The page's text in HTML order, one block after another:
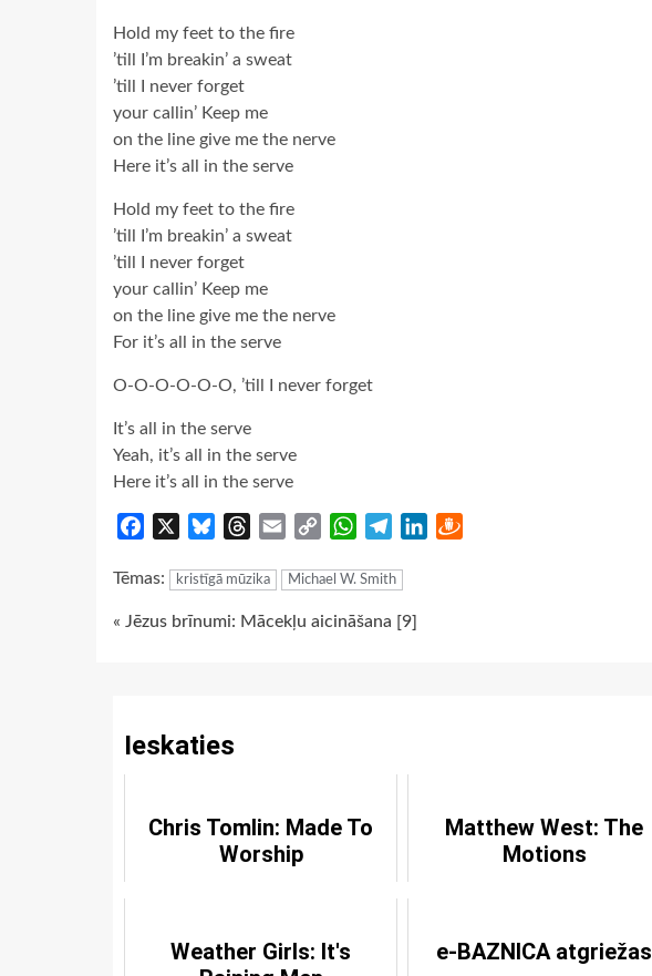
Hold my feet to the fire
’till I’m breakin’ a sweat
’till I never forget
your callin’ Keep me
on the line give me the nerve
Here it’s all in the serve
Hold my feet to the fire
’till I’m breakin’ a sweat
’till I never forget
your callin’ Keep me
on the line give me the nerve
For it’s all in the serve
O-O-O-O-O-O, ’till I never forget
It’s all in the serve
Yeah, it’s all in the serve
Here it’s all in the serve
Facebook BlueskyThreads
Email
Copy
WhatsApp
TelegramLinkedIn
Tēmas: kristīgā mūzika Michael W. Smith
Continue
« Jēzus brīnumi: Mācekļu aicināšana [9]
Ieskaties
Chris Tomlin: Made To
Worship
Matthew West: The
Motions
Weather Girls: It's
e-BAZNICA atgriežas